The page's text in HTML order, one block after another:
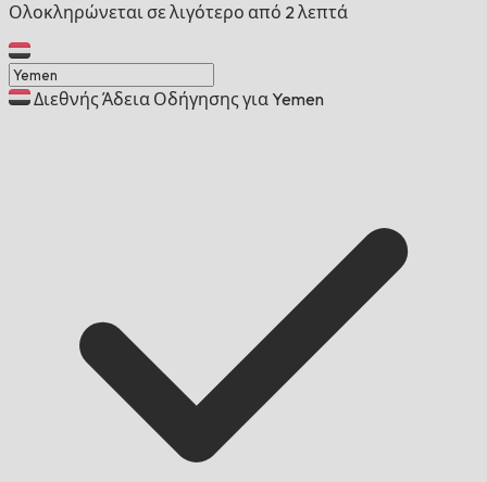
Ολοκληρώνεται σε λιγότερο από 2 λεπτά
Διεθνής Άδεια Οδήγησης για Yemen